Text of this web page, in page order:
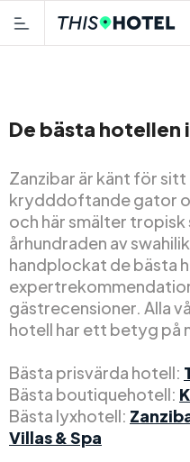
De bästa hotellen
Zanzibar är känt för
krydddoftande gator
och här smälter tropisk
århundraden av
handplockat de bästa
gästrecensioner. Alla
hotell har ett betyg på
Bästa prisvärda hotell:
Bästa boutiquehotell:
Bästa lyxhotell:
Villas & Spa